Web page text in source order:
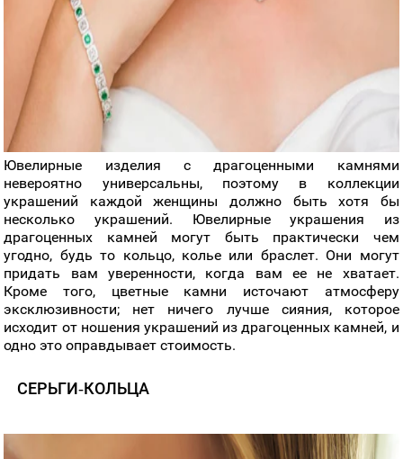
Ювелирные изделия с драгоценными камнями
невероятно универсальны, поэтому в коллекции
украшений каждой женщины должно быть хотя бы
несколько украшений. Ювелирные украшения из
драгоценных камней могут быть практически чем
угодно, будь то кольцо, колье или браслет. Они могут
придать вам уверенности, когда вам ее не хватает.
Кроме того, цветные камни источают атмосферу
эксклюзивности; нет ничего лучше сияния, которое
исходит от ношения украшений из драгоценных камней, и
одно это оправдывает стоимость.
СЕРЬГИ-КОЛЬЦА